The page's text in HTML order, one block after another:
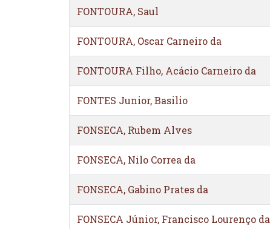
FONTOURA, Saul
FONTOURA, Oscar Carneiro da
FONTOURA Filho, Acácio Carneiro da
FONTES Junior, Basilio
FONSECA, Rubem Alves
FONSECA, Nilo Correa da
FONSECA, Gabino Prates da
FONSECA Júnior, Francisco Lourenço da